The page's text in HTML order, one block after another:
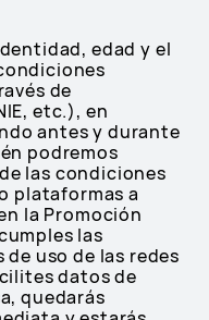
edad y el
de
etc.), en
antes y durante
podremos
las condiciones
plataformas a
la Promoción
las
uso de las redes
datos de
quedarás